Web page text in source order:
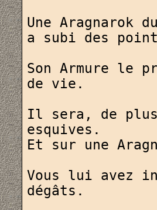
Une Aragnarok
a subi des
Son Armure le
de vie.
Il sera, de
esquives.
Et sur une
Vous lui avez
dégâts.